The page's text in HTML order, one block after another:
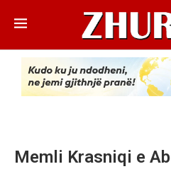
Memli Krasniqi e